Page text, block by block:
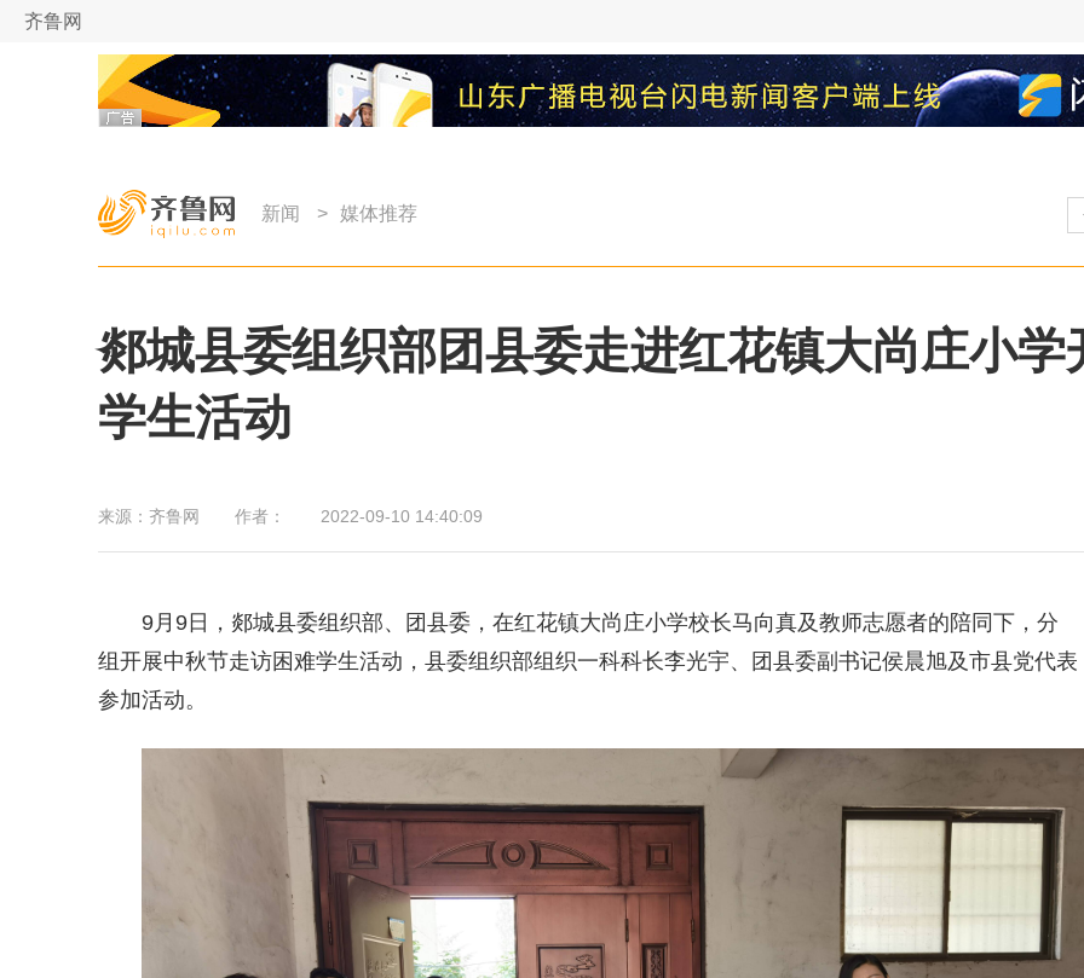
齐鲁网
新闻 > 媒体推荐
郯城县委组织部团县委走进红花镇大尚庄小
学生活动
来源： 齐鲁网 作者： 2022-09-10 14:40:09
9月9日，郯城县委组织部、团县委，在红花镇大尚庄小学校长马向真及教师志愿者的陪同下，分
组开展中秋节走访困难学生活动，县委组织部组织一科科长李光宇、团县委副书记侯晨旭及市县党代表
参加活动。